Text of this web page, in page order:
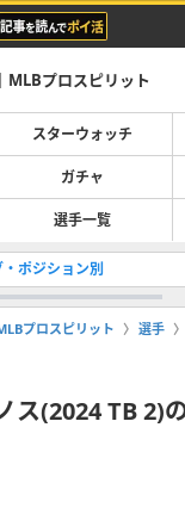
MLBプロスピリット
スターウォッチ
ガチャ
選手一覧
ポジション別
プロスピリット 選手
ス(2024 TB 2)